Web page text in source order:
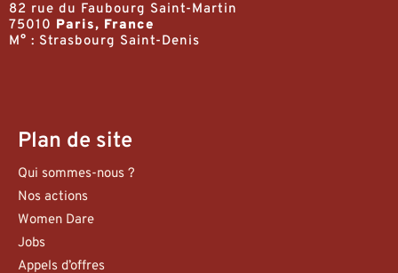
82 rue du Faubourg Saint-Martin
75010 Paris, France
M° : Strasbourg Saint-Denis
Plan de site
Qui sommes-nous ?
Nos actions
Women Dare
Jobs
Appels d’offres